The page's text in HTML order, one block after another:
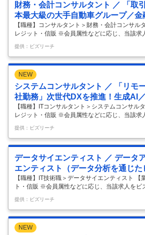
財務・会計コンサルタント ／ 「取
本最大級の大手自動車グループ／金
プロフェッショナル集団
【職種】コンサルタント＞財務・会計コンサル
レジット・信販 ※会員属性などに応じ、当該求
された際に内容が異なる場合があります 【当社
35以上の国・地域でトップクラスの完成車グル
っております。 主に、自動車販売に関する金融
事業等を手掛けております。 自動車メーカー系
ら、グループの持つ技術やネットワークを活用
一線を画した先進的な事業モデルを作り出して
える金融サービスで、モビリティ社会の未来と
す。』をミ …
提供：ビズリーチ
NEW
システムコンサルタント ／ 「リモ
社勤務」次世代DXを推進！生成AI
織を変革するSE
【職種】ITコンサルタント＞システムコンサル
レジット・信販 ※会員属性などに応じ、当該求
された際に内容が異なる場合があります 【当社
ヨタグループの金融分野を担う中核企業として
トカード事業等の金融・決済サービスを展開し
は100年に一度の変革期と言われている昨今の
ヨタならではの安心・安全な金融サービスの開
ド感をもって挑戦し続けています。 ＜事業例＞
の販売店(約5,000店舗)の強固なネットワークを
提供：ビズリーチ
データサイエンティスト ／ データ
エンティスト（データ分析を通じた
0万人の顧客基盤）
【職種】IT技術職＞データサイエンティスト 【
ト・信販 ※会員属性などに応じ、当該求人をビ
際に内容が異なる場合があります 【当社につき
ループの金融分野を担う中核企業として、自動
ド事業等の金融・決済サービスを展開しており
術やネットワークを活用し、既存の金融機関と
ルを創り出してまいりました。 ＜事業例＞ ・自
提供：ビズリーチ
NEW